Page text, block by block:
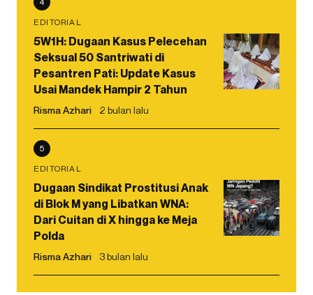
EDITORIAL
5W1H: Dugaan Kasus Pelecehan
Seksual 50 Santriwati di
Pesantren Pati: Update Kasus
Usai Mandek Hampir 2 Tahun
Risma Azhari 2 bulan lalu
5
EDITORIAL
Dugaan Sindikat Prostitusi Anak
di Blok M yang Libatkan WNA:
Dari Cuitan di X hingga ke Meja
Polda
Risma Azhari 3 bulan lalu